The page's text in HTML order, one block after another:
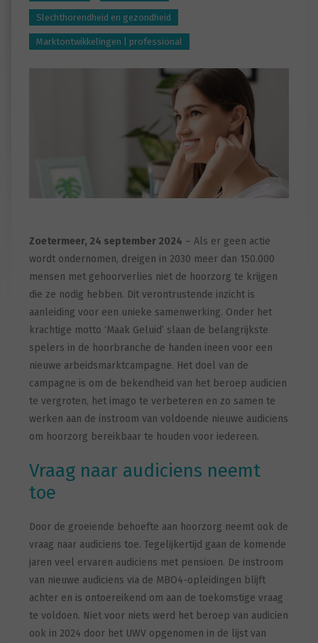
Slechthorendheid en gezondheid
Marktontwikkelingen | professional
Zoetermeer, 24 september 2024 – Als er geen actie
wordt ondernomen, dreigen in 2030 meer dan 150.000
mensen met gehoorverlies niet de hoorzorg te krijgen
die ze nodig hebben. Dit verontrustende inzicht is
aanleiding voor een unieke samenwerking. Onder het
krachtige motto ‘Maak Geluid’ slaan de belangrijkste
spelers in de hoorbranche de handen ineen voor een
nieuwe arbeidsmarktcampagne. Het doel van de
campagne is om de bekendheid van het beroep audicien
te vergroten, het imago te verbeteren en zo samen te
werken aan de instroom van voldoende nieuwe audiciens
om hoorzorg bereikbaar te houden voor iedereen.
Vraag naar audiciens neemt
toe
Door de groeiende behoefte aan hoorzorg neemt ook de
vraag naar audiciens toe. Tegelijkertijd gaan de komende
jaren veel ervaren audiciens met pensioen. De instroom
van nieuwe audiciens via de MBO4-opleidingen blijft
achter en is ontoereikend om aan de toekomstige vraag
te voldoen. Niet voor niets werd het beroep van audicien
ook in 2024 door het UWV opgenomen in de lijst van